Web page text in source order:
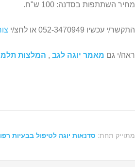
מחיר השתתפות בסדנה: 100 ש"ח.
התקשר/י עכשיו 052-3470949 או לחצ/י
ראה/י גם מאמר יוגה לגב , המלצות
מתוייק תחת: סדנאות יוגה לטיפול בבעיות